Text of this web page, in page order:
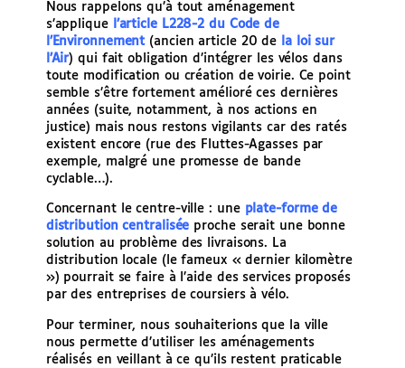
Nous rappelons qu’à tout aménagement
s’applique
l’article L228-2 du Code de
l’Environnement(ancien article 20 de
la loi sur
l’Air) qui fait obligation d’intégrer les vélos dans
toute modification ou création de voirie. Ce point
semble s’être fortement amélioré ces dernières
années (suite, notamment, à nos actions en
justice) mais nous restons vigilants car des ratés
existent encore (rue des Fluttes-Agasses par
exemple, malgré une promesse de bande
cyclable…).
Concernant le centre-ville : une plate-forme de
distribution centralisée proche serait une bonne
solution au problème des livraisons. La
distribution locale (le fameux « dernier kilomètre
») pourrait se faire à l’aide des services proposés
par des entreprises de coursiers à vélo.
Pour terminer, nous souhaiterions que la ville
nous permette d’utiliser les aménagements
réalisés en veillant à ce qu’ils restent praticable